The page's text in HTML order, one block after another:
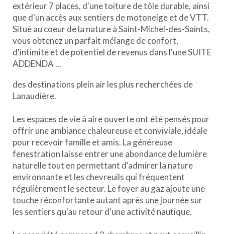
extérieur 7 places, d'une toiture de tôle durable, ainsi
que d'un accès aux sentiers de motoneige et de VTT.
Situé au coeur de la nature à Saint-Michel-des-Saints,
vous obtenez un parfait mélange de confort,
d'intimité et de potentiel de revenus dans l'une SUITE
ADDENDA ...
des destinations plein air les plus recherchées de
Lanaudière.
Les espaces de vie à aire ouverte ont été pensés pour
offrir une ambiance chaleureuse et conviviale, idéale
pour recevoir famille et amis. La généreuse
fenestration laisse entrer une abondance de lumière
naturelle tout en permettant d'admirer la nature
environnante et les chevreuils qui fréquentent
régulièrement le secteur. Le foyer au gaz ajoute une
touche réconfortante autant après une journée sur
les sentiers qu'au retour d'une activité nautique.